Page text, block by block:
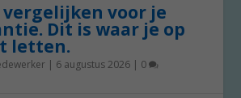
vergelijken voor je
Dit is waar je op
letten.
| 6 augustus 2026 | 0